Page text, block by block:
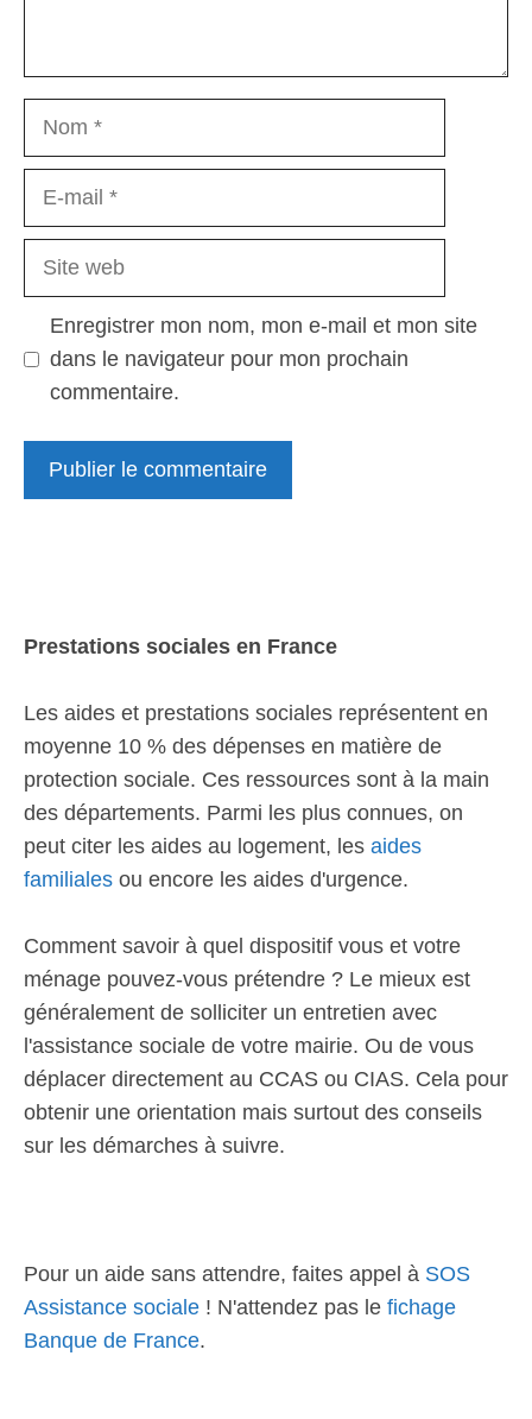
Nom
Site
Enregistrer mon nom, mon e-mail et mon site
dans le navigateur pour mon prochain
commentaire.
Prestations sociales en France
Les aides et prestations sociales représentent en
moyenne 10 % des dépenses en matière de
protection sociale. Ces ressources sont à la main
des départements. Parmi les plus connues, on
peut citer les aides au logement, les aides
familiales ou encore les aides d'urgence.
Comment savoir à quel dispositif vous et votre
ménage pouvez-vous prétendre ? Le mieux est
généralement de solliciter un entretien avec
l'assistance sociale de votre mairie. Ou de vous
déplacer directement au CCAS ou CIAS. Cela pour
obtenir une orientation mais surtout des conseils
sur les démarches à suivre.
Pour un aide sans attendre, faites appel à SOS
Assistance sociale ! N'attendez pas le fichage
Banque de France.